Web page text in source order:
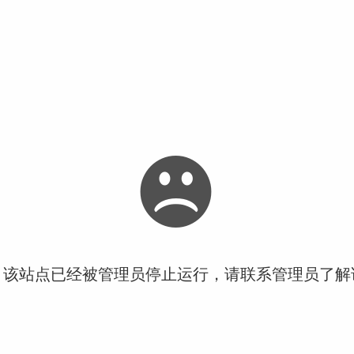
站点已经被管理员停止运行，请联系管理员了